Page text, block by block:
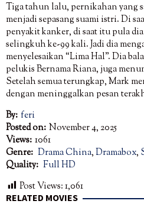
Tiga tahun lalu, pernikahan yang
menjadi sepasang suami istri. Di
penyakit kanker, di saat itu pula
selingkuh ke-99 kali. Jadi dia
menyelesaikan “Lima Hal”. Dia
pelukis Bernama Riana, juga
Setelah semua terungkap, Mark
dengan meninggalkan pesan
By: feri
Posted on: November 4, 2025
Views: 1061
Genre: Drama China,Dramabox,
Quality: Full HD
Post Views:1,061
RELATED MOVIES